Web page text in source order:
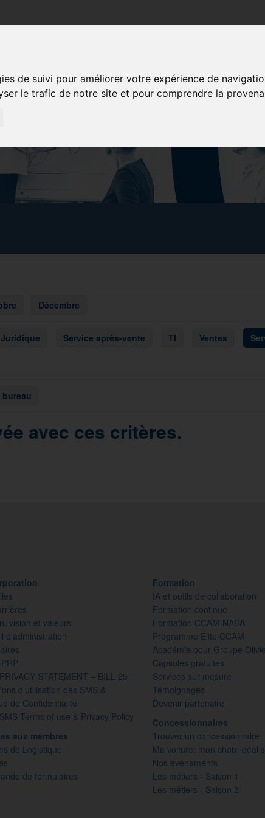
de suivi pour améliorer votre expérience de
le trafic de notre site et pour comprendre la
Décembre
Juridique Service après-vente TI Ventes
bureau
avec ces critères.
vision et valeurs
d'administration
PRIVACY STATEMENT – BILL 25
d’utilisation des SMS &
de Confidentialité
SMS Terms of use & Privacy Policy
aux membres
de Logistique
de formulaires
Formation
IA et outils de collaboration
Formation continue
Formation CCAM-NADA
Programme Élite CCAM
Académie pour Groupe
Capsules gratuites
Services sur mesure
Témoignages
Devenir partenaire
Concessionnaires
Trouver un concessionnaire
Ma voiture: mon choix idéal
Nos événements
Les métiers - Saison 1
Les métiers - Saison 2